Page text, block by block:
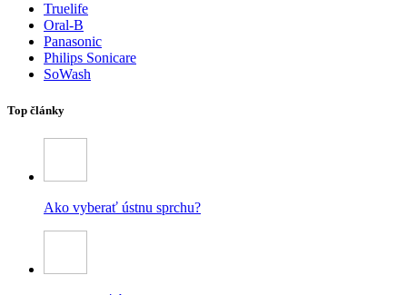
Truelife
Oral-B
Panasonic
Philips Sonicare
SoWash
Top články
Ako vyberať ústnu sprchu?